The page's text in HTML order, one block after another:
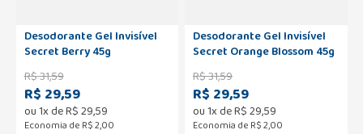
Desodorante Gel Invisível
Secret Berry 45g
R$31,59
R$ 29,59
ou1x deR$29,59
Economia de R$ 2,00
Desodorante Gel Invisível
Secret Orange Blossom 45g
R$31,59
R$ 29,59
ou1x deR$29,59
Economia de R$ 2,00